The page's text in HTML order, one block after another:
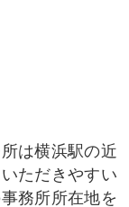
は横浜駅の近
ただきやすい
務所所在地を